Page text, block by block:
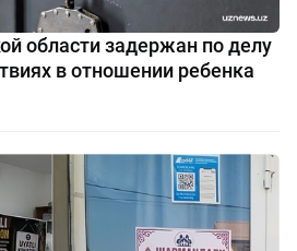
области задержан по делу
в отношении ребенка